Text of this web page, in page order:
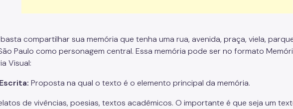
compartilhar sua memória que tenha uma rua, avenida, praça, viela,
Paulo como personagem central. Essa memória pode ser no formato
Visual:
Proposta na qual o texto é o elemento principal da memória.
de vivências, poesias, textos acadêmicos. O importante é que seja um